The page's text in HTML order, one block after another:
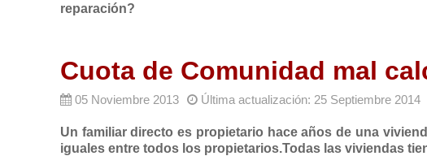
reparación?
Cuota de Comunidad mal
05 Noviembre 2013 Última actualización: 25 Septiembre 2014
Un familiar directo es propietario hace años de una
iguales entre todos los propietarios.Todas las viviendas